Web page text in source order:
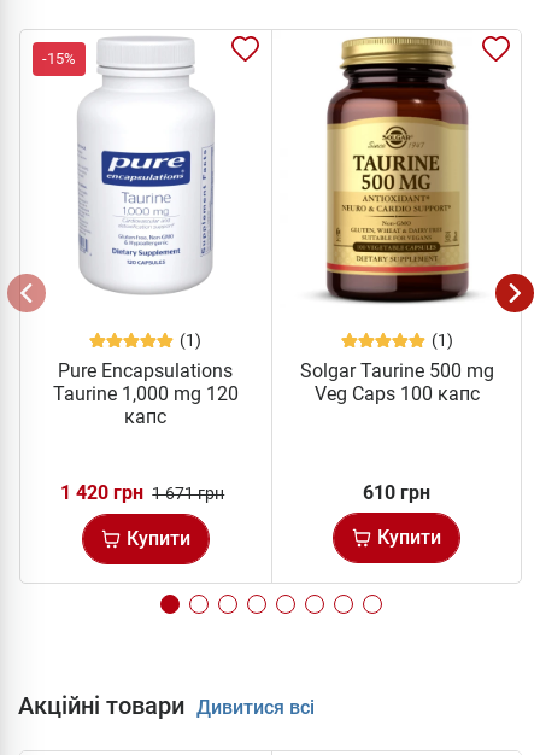
-15%
(1)
Pure Encapsulations
Taurine 1,000 mg 120
капс
1 420 грн 1 671 грн
Купити
(1)
Solgar Taurine 500 mg
Veg Caps 100 капс
610 грн
Купити
Акційні товари Дивитися всі